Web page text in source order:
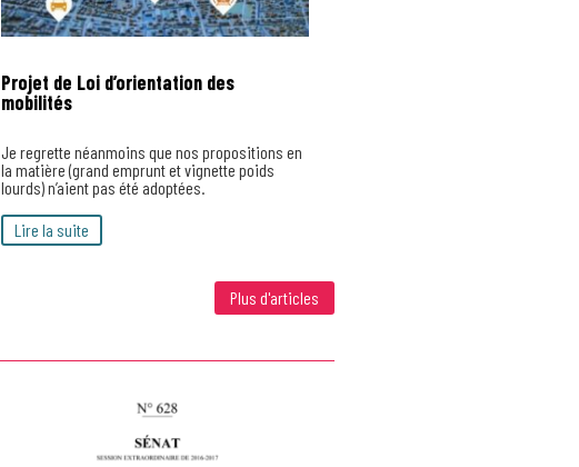
Projet de Loi d’orientation des
mobilités
Je regrette néanmoins que nos propositions en
la matière (grand emprunt et vignette poids
lourds) n’aient pas été adoptées.
Lire la suite
Plus d'articles